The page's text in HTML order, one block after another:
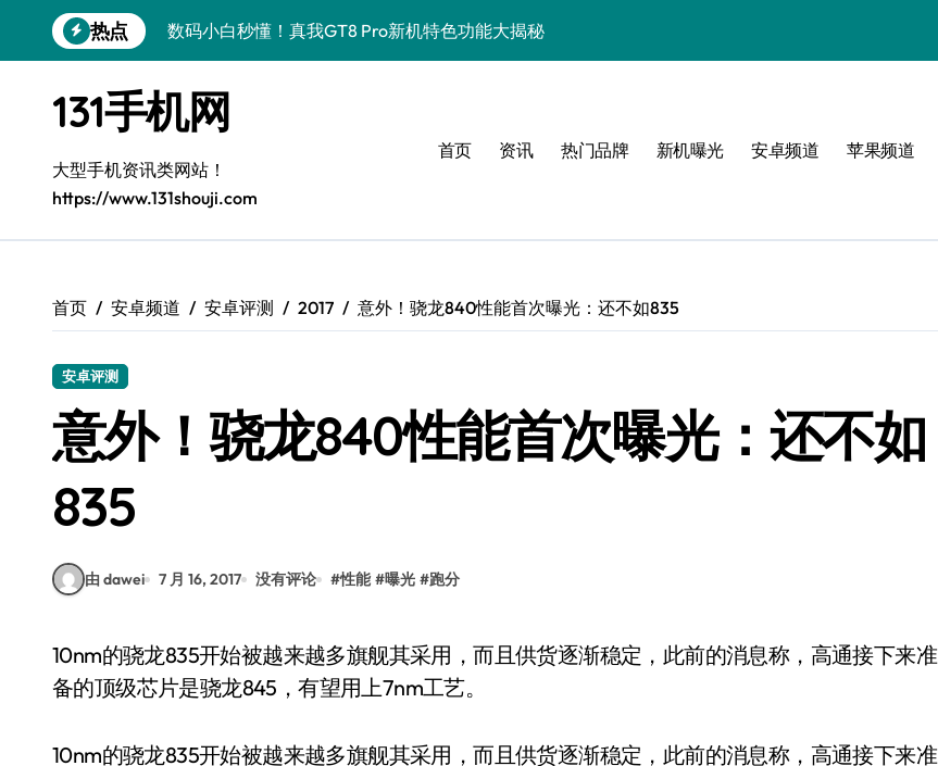
到
热点
数码小白秒懂！真我GT8 Pro新机特色功能大揭秘
数码小白必看！OPPO Find X9 Pro亮点+技巧全攻略来啦
数码小白惊了！vivo S50 Pro mini小屏旗舰竟有这些神亮点
数码小白必看！REDMI K90亮点配置大揭秘，一文搞定！
数码小白福音！荣耀ROBOT PHONE，智能资讯一手掌控！
数码小白必看！iPhone 17e性能配置大升级，速来围观！
数码小白福音！荣耀WIN资讯全掌控，手机管家助我快人一步！
131手机网
大型手机资讯类网站！
https://www.131shouji.com
首页 资讯 热门品牌 新机曝光 安卓频道 苹果频道
首页 安卓频道 安卓评测 2017 意外！骁龙840性能首次曝光：还不如835
安卓评测
意外！骁龙840性能首次曝光：还不如
835
由 dawei 7 月 16, 2017 没有评论 #性能 #曝光 #跑分
10nm的骁龙835开始被越来越多旗舰其采用，而且供货逐渐稳定，此前的消息称，高通接下来准
备的顶级芯片是骁龙845，有望用上7nm工艺。
10nm的骁龙835开始被越来越多旗舰其采用，而且供货逐渐稳定，此前的消息称，高通接下来准